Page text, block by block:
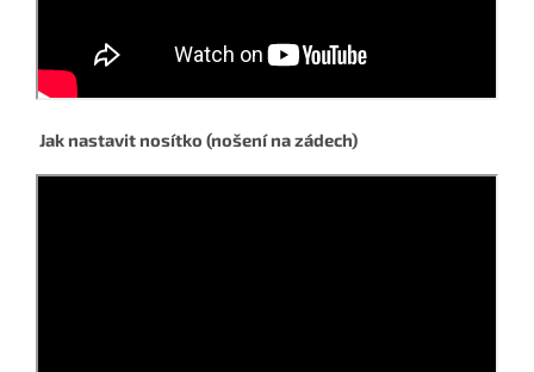
Jak nastavit nosítko (nošení na zádech)